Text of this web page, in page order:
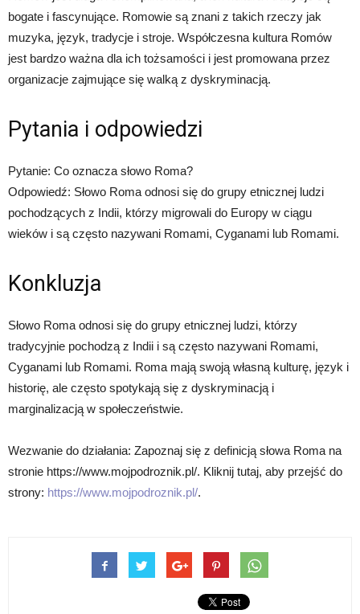
bogate i fascynujące. Romowie są znani z takich rzeczy jak
muzyka, język, tradycje i stroje. Współczesna kultura Romów
jest bardzo ważna dla ich tożsamości i jest promowana przez
organizacje zajmujące się walką z dyskryminacją.
Pytania i odpowiedzi
Pytanie: Co oznacza słowo Roma?
Odpowiedź: Słowo Roma odnosi się do grupy etnicznej ludzi
pochodzących z Indii, którzy migrowali do Europy w ciągu
wieków i są często nazywani Romami, Cyganami lub Romami.
Konkluzja
Słowo Roma odnosi się do grupy etnicznej ludzi, którzy
tradycyjnie pochodzą z Indii i są często nazywani Romami,
Cyganami lub Romami. Roma mają swoją własną kulturę, język i
historię, ale często spotykają się z dyskryminacją i
marginalizacją w społeczeństwie.
Wezwanie do działania: Zapoznaj się z definicją słowa Roma na
stronie https://www.mojpodroznik.pl/. Kliknij tutaj, aby przejść do
strony: https://www.mojpodroznik.pl/.